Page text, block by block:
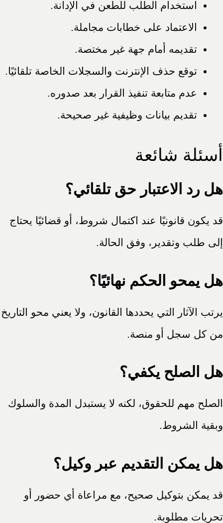
استخدام الطلب للطعن في الإدانة.
الاعتماد على خطابات مجاملة.
تقديمه أمام جهة غير مختصة.
توقع حذف الإنترنت والسجلات الخاصة تلقائيًا.
عدم متابعة تنفيذ القرار بعد صدوره.
تقديم بيانات وظيفية غير صحيحة.
أسئلة شائعة
هل رد الاعتبار حق تلقائي؟
قد يكون قانونيًا عند اكتمال شروط، أو قضائيًا يحتاج
إلى طلب وتقدير، وفق الحالة.
هل يمحو الحكم نهائيًا؟
يرتب الآثار التي يحددها القانون، ولا يعني محو التاريخ
من كل سجل أو منصة.
هل الصلح يكفي؟
الصلح مهم للحقوق، لكنه لا يستبدل المدة والسلوك
وبقية الشروط.
هل يمكن التقديم عبر وكيل؟
قد يمكن بتوكيل صحيح، مع مراعاة أي حضور أو
تحريات مطلوبة.